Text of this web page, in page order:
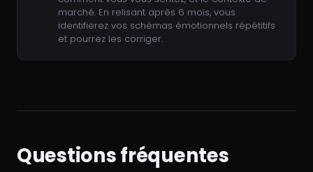
marché. En relisant après 6 mois, vous
identifierez vos schémas émotionnels répétitifs
et pourrez les corriger.
Questions fréquentes